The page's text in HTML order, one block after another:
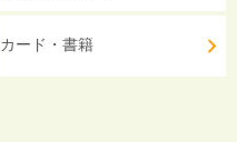
カード・書籍